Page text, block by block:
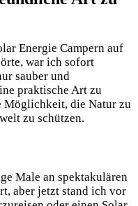
Energie ⁤Campern auf
war ich sofort
sauber und
praktische ​Art zu
Möglichkeit,⁣ die Natur zu
zu ‌schützen.
Male an spektakulären
aber ⁣jetzt stand ich vor